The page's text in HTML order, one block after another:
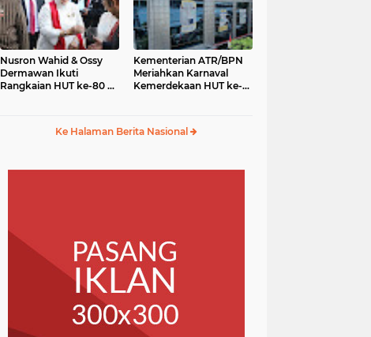
Nusron Wahid & Ossy
Dermawan Ikuti
Rangkaian HUT ke-80 RI
Kementerian ATR/BPN
Meriahkan Karnaval
Kemerdekaan HUT ke-
Ke Halaman Berita Nasional